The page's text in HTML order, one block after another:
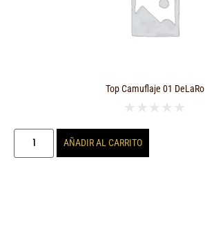
Top Camuflaje 01 DeLaRo
★ ★ ★ ★ ★
AÑADIR AL CARRITO